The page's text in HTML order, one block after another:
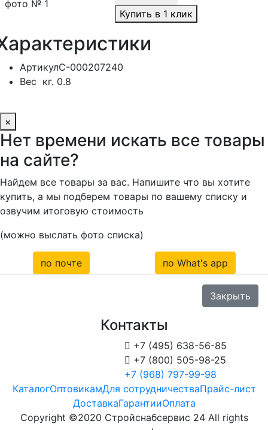
АртикулС-000207240
Вес кг. 0.8
Купить в 1 клик
×
Нет времени искать все товары
на сайте?
Найдем все товары за вас. Напишите что вы хотите
купить, а мы подберем товары по вашему списку и
озвучим итоговую стоимость
(можно выслать фото списка)
по почте по What's app
Закрыть
Контакты
 +7 (495) 638-56-85
 +7 (800) 505-98-25
+7 (968) 797-99-98
КаталогОптовикамДля сотрудничестваПрайс-лист
ДоставкаГарантииОплата
Copyright ©2020 Стройснабсервис 24 All rights